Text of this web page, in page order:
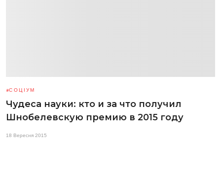
СОЦІУМ
Чудеса науки: кто и за что получил
Шнобелевскую премию в 2015 году
18 Вересня 2015